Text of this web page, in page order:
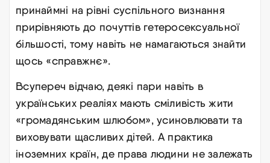
принаймні на рівні суспільного визнання
прирівняють до почуттів гетеросексуальної
більшості, тому навіть не намагаються знайти
щось «справжнє».
Всупереч відчаю, деякі пари навіть в
українських реаліях мають сміливість жити
«громадянським шлюбом», усиновлювати та
виховувати щасливих дітей. А практика
іноземних країн, де права людини не залежать